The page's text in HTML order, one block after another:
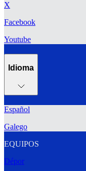
X
Facebook
Youtube
Idioma
Español
Galego
EQUIPOS
Dépor